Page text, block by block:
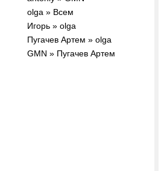
olga » Всем
Игорь » olga
Пугачев Артем » olga
GMN » Пугачев Артем